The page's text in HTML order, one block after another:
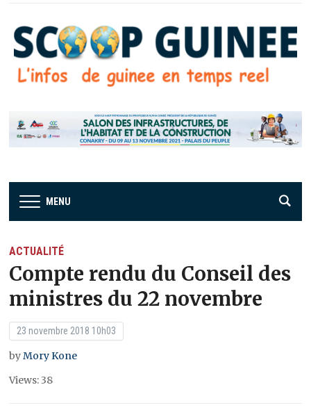
MENU
ACTUALITÉ
Compte rendu du Conseil des
ministres du 22 novembre
23 novembre 2018 10h03
byMory Kone
Views: 38